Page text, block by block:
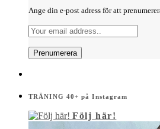
Ange din e-post adress för att
TRÄNING 40+ på Instagram
Följ här!